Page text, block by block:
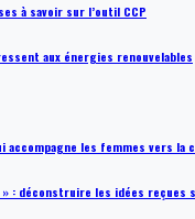
à savoir sur l’outil CCP
aux énergies renouvelables
accompagne les femmes vers la
: déconstruire les idées reçues